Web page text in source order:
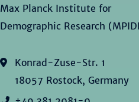
Max Planck Institute for
Demographic Research
Konrad-Zuse-Str. 1
18057 Rostock, Germany